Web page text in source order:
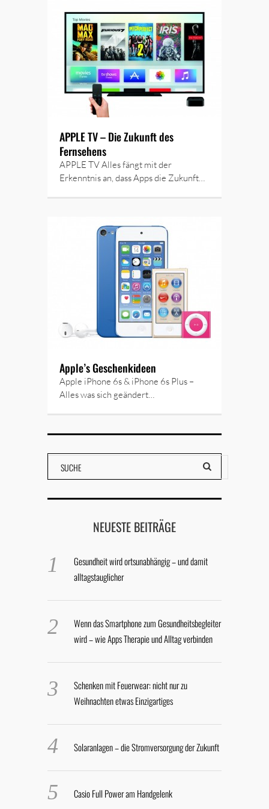
APPLE TV – Die Zukunft des
Fernsehens
APPLE TV Alles fängt mit der
Erkenntnis an, dass Apps die Zukunft…
Apple’s Geschenkideen
Apple iPhone 6s & iPhone 6s Plus –
Alles was sich geändert…
NEUESTE BEITRÄGE
Gesundheit wird ortsunabhängig – und damit
alltagstauglicher
Wenn das Smartphone zum Gesundheitsbegleiter
wird – wie Apps Therapie und Alltag verbinden
Schenken mit Feuerwear: nicht nur zu
Weihnachten etwas Einzigartiges
Solaranlagen – die Stromversorgung der Zukunft
Casio Full Power am Handgelenk